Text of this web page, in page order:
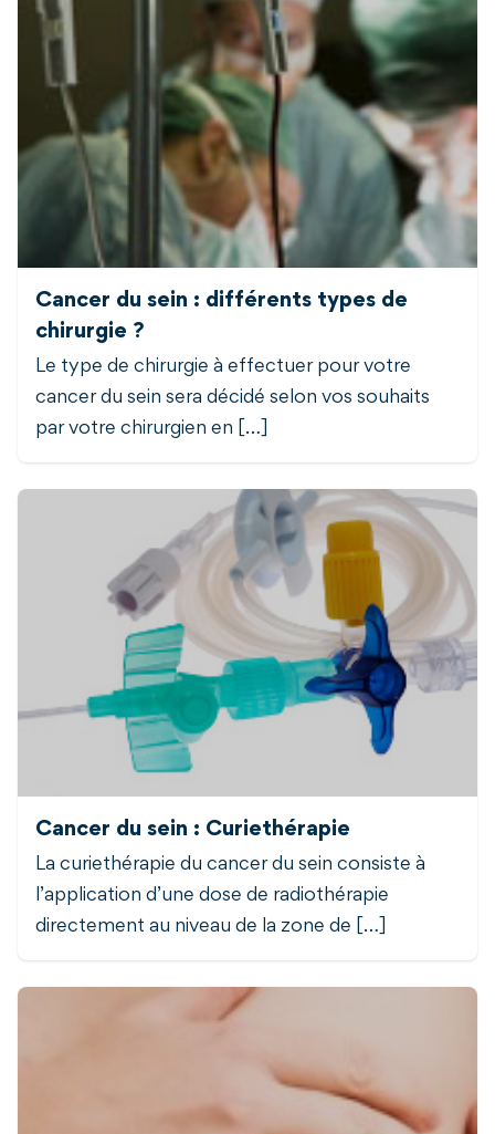
Cancer du sein : différents types de
chirurgie ?
Le type de chirurgie à effectuer pour votre
cancer du sein sera décidé selon vos souhaits
par votre chirurgien en […]
Cancer du sein : Curiethérapie
La curiethérapie du cancer du sein consiste à
l’application d’une dose de radiothérapie
directement au niveau de la zone de […]